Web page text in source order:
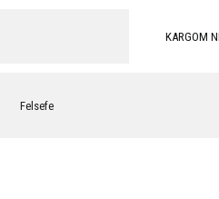
KARGOM
Felsefe